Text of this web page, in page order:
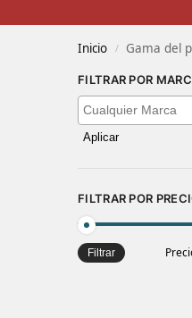
Inicio / Gama del
FILTRAR POR
Aplicar
FILTRAR POR
Filtrar